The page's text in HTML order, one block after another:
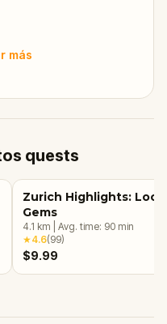
más
quests
Zurich Highlights: Local
Gems
4.1 km Avg. time: 90 min
★4.6(99)
$9.99